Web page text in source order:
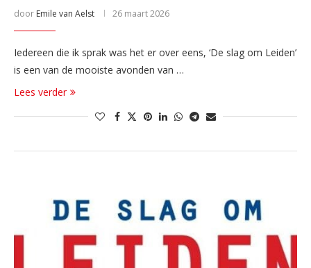
door Emile van Aelst 26 maart 2026
Iedereen die ik sprak was het er over eens, ‘De slag om Leiden’
is een van de mooiste avonden van …
Lees verder